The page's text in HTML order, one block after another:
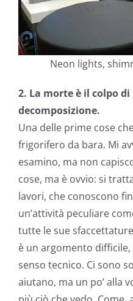
Neon lights,
2. La morte è il colpo
decomposizione.
Una delle prime cose
frigorifero da bara. Mi
esamino, ma non
cose, ma è ovvio: si
lavori, che conoscono
un’attività peculiare
tutte le sue
è un argomento
senso tecnico. Ci sono
aiutano, ma un po’ alla